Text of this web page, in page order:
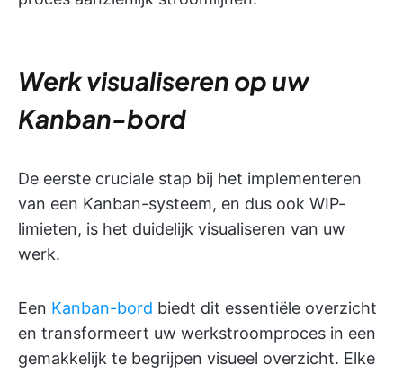
Werk visualiseren op uw
Kanban-bord
De eerste cruciale stap bij het implementeren
van een Kanban-systeem, en dus ook WIP-
limieten, is het duidelijk visualiseren van uw
werk.
Een Kanban-bord biedt dit essentiële overzicht
en transformeert uw werkstroomproces in een
gemakkelijk te begrijpen visueel overzicht. Elke